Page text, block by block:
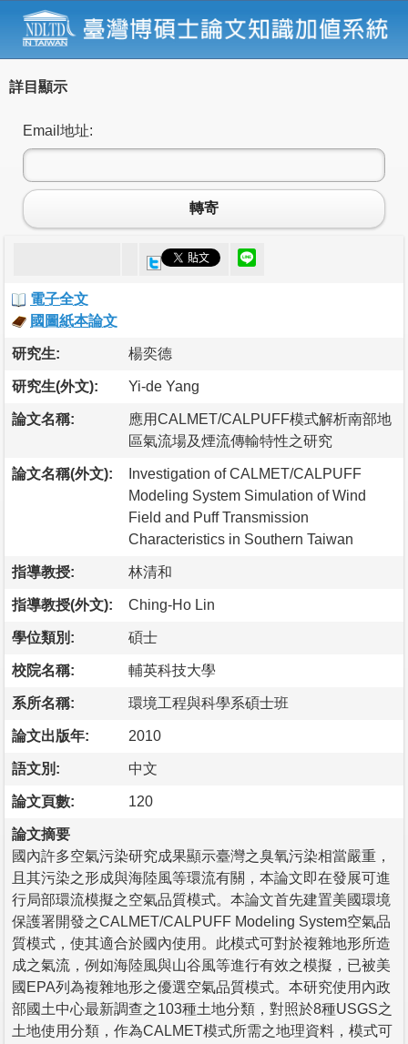
詳目顯示
Email地址:
轉寄
電子全文
國圖紙本論文
研究生: 楊奕德
研究生(外文): Yi-de Yang
論文名稱:
應用CALMET/CALPUFF模式解析南部地
區氣流場及煙流傳輸特性之研究
論文名稱(外文):
Investigation of CALMET/CALPUFF
Modeling System Simulation of Wind
Field and Puff Transmission
Characteristics in Southern Taiwan
指導教授: 林清和
指導教授(外文): Ching-Ho Lin
學位類別: 碩士
校院名稱: 輔英科技大學
系所名稱: 環境工程與科學系碩士班
論文出版年: 2010
語文別: 中文
論文頁數: 120
論文摘要
國內許多空氣污染研究成果顯示臺灣之臭氧污染相當嚴重，
且其污染之形成與海陸風等環流有關，本論文即在發展可進
行局部環流模擬之空氣品質模式。本論文首先建置美國環境
保護署開發之CALMET/CALPUFF Modeling System空氣品
質模式，使其適合於國內使用。此模式可對於複雜地形所造
成之氣流，例如海陸風與山谷風等進行有效之模擬，已被美
國EPA列為複雜地形之優選空氣品質模式。本研究使用內政
部國土中心最新調查之103種土地分類，對照於8種USGS之
土地使用分類，作為CALMET模式所需之地理資料，模式可